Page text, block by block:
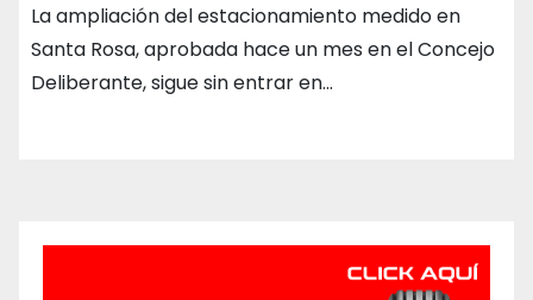
La ampliación del estacionamiento medido en
Santa Rosa, aprobada hace un mes en el Concejo
Deliberante, sigue sin entrar en…